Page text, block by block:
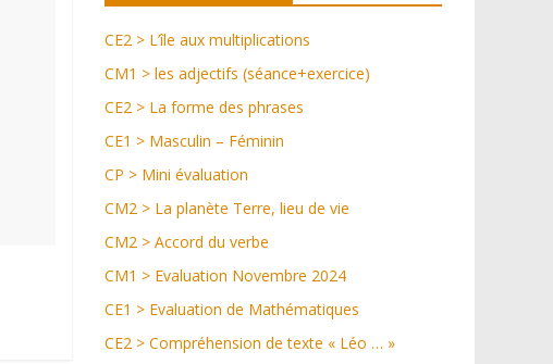
CE2 > L’île aux multiplications
CM1 > les adjectifs (séance+exercice)
CE2 > La forme des phrases
CE1 > Masculin – Féminin
CP > Mini évaluation
CM2 > La planète Terre, lieu de vie
CM2 > Accord du verbe
CM1 > Evaluation Novembre 2024
CE1 > Evaluation de Mathématiques
CE2 > Compréhension de texte « Léo … »